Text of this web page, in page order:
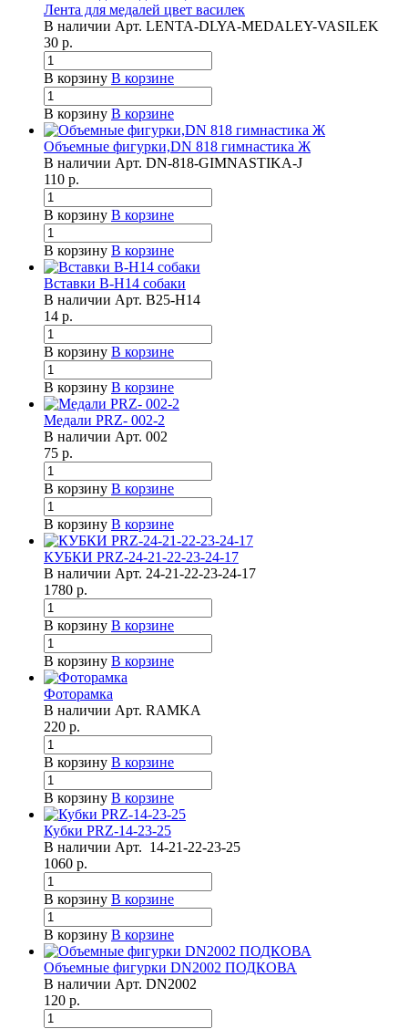
Лента для медалей цвет василек
В наличии Арт. LENTA-DLYA-MEDALEY-VASILEK
30 р.
В корзину В корзине
В корзину В корзине
Объемные фигурки,DN 818 гимнастика Ж
В наличии Арт. DN-818-GIMNASTIKA-J
110 р.
В корзину В корзине
В корзину В корзине
Вставки B-H14 собаки
В наличии Арт. B25-H14
14 р.
В корзину В корзине
В корзину В корзине
Медали PRZ- 002-2
В наличии Арт. 002
75 р.
В корзину В корзине
В корзину В корзине
КУБКИ PRZ-24-21-22-23-24-17
В наличии Арт. 24-21-22-23-24-17
1780 р.
В корзину В корзине
В корзину В корзине
Фоторамка
В наличии Арт. RAMKA
220 р.
В корзину В корзине
В корзину В корзине
Кубки PRZ-14-23-25
В наличии Арт. 14-21-22-23-25
1060 р.
В корзину В корзине
В корзину В корзине
Объемные фигурки DN2002 ПОДКОВА
В наличии Арт. DN2002
120 р.